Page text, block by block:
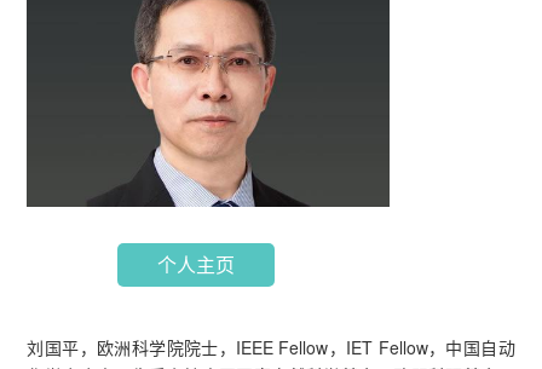
个人主页
刘国平，欧洲科学院院士，IEEE Fellow，IET Fellow，中国自动